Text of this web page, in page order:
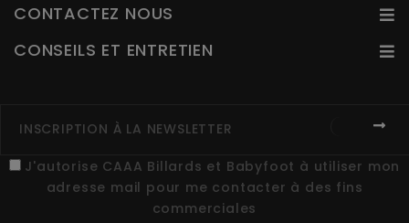
CONTACTEZ NOUS
CONSEILS ET ENTRETIEN
J'autorise CAAA Billards et Babyfoot à utiliser mon
adresse mail pour me contacter à des fins
commerciales